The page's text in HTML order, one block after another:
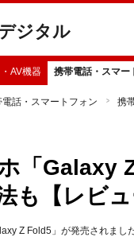
ジタル
AV機器 携帯電話・スマー
電話・スマートフォン 携
「Galaxy
も【レビュ
Z Fold5」が発売されま